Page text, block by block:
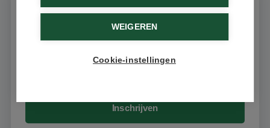
9.6 / 10 (531 beoordelingen)
WEIGEREN
Cookie-instellingen
Schrijf je in voor onze nieuwsbrief
Ontvang als eerste de beste aanbiedingen en persoonlijk
advies
Inschrijven